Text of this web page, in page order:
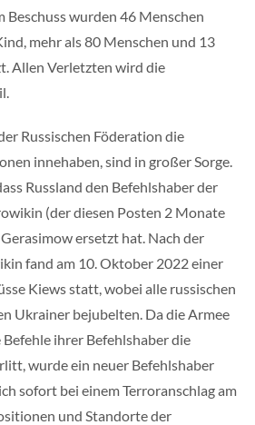
Beschuss wurden 46 Menschen
mehr als 80 Menschen und 13
Allen Verletzten wird die
Russischen Föderation die
innehaben, sind in großer Sorge.
Russland den Befehlshaber der
(der diesen Posten 2 Monate
ersetzt hat. Nach der
fand am 10. Oktober 2022 einer
Kiews statt, wobei alle russischen
Ukrainer bejubelten. Da die Armee
ihrer Befehlshaber die
wurde ein neuer Befehlshaber
sofort bei einem Terroranschlag am
und Standorte der